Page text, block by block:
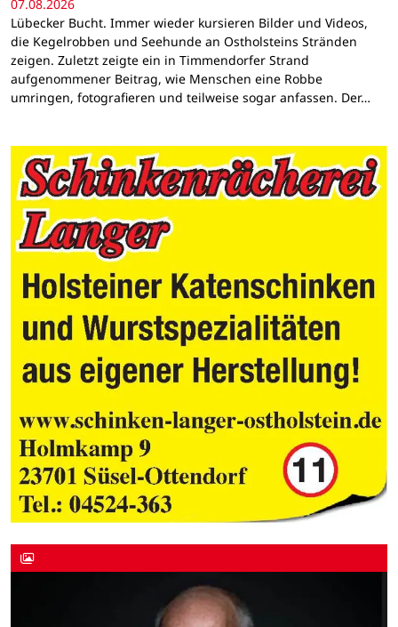
07.08.2026
Lübecker Bucht. Immer wieder kursieren Bilder und Videos,
die Kegelrobben und Seehunde an Ostholsteins Stränden
zeigen. Zuletzt zeigte ein in Timmendorfer Strand
aufgenommener Beitrag, wie Menschen eine Robbe
umringen, fotografieren und teilweise sogar anfassen. Der…